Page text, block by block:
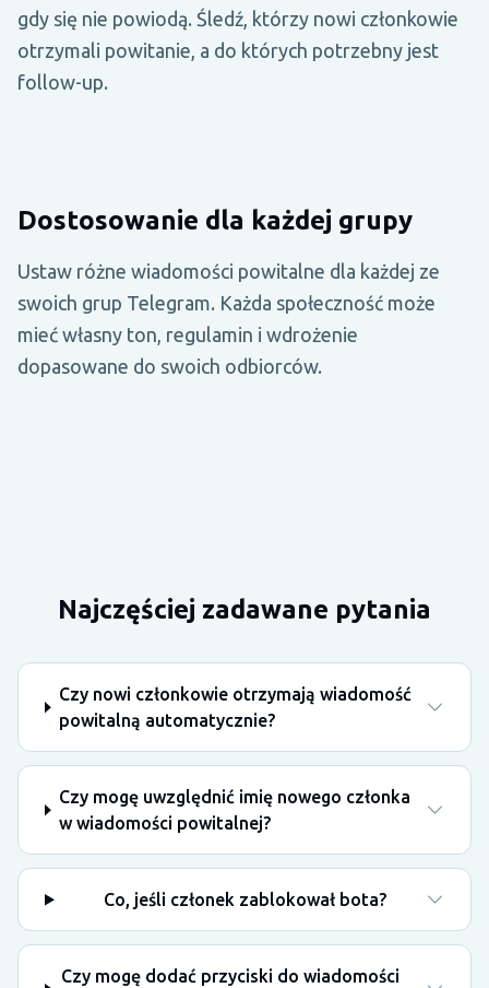
gdy się nie powiodą. Śledź, którzy nowi członkowie
otrzymali powitanie, a do których potrzebny jest
follow-up.
Dostosowanie dla każdej grupy
Ustaw różne wiadomości powitalne dla każdej ze
swoich grup Telegram. Każda społeczność może
mieć własny ton, regulamin i wdrożenie
dopasowane do swoich odbiorców.
Najczęściej zadawane pytania
Czy nowi członkowie otrzymają wiadomość
powitalną automatycznie?
Czy mogę uwzględnić imię nowego członka
w wiadomości powitalnej?
Co, jeśli członek zablokował bota?
Czy mogę dodać przyciski do wiadomości